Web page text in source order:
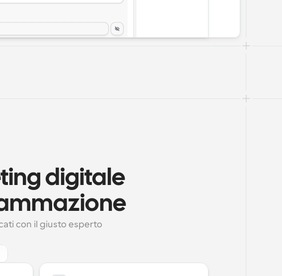
digitale
con il giusto esperto